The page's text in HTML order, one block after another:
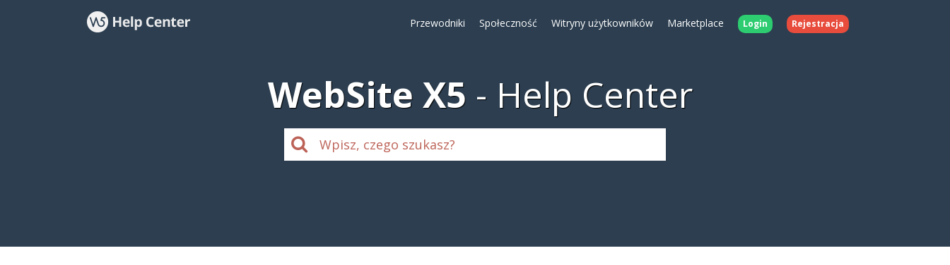
Przewodniki Społeczność Witryny użytkowników Marketplace Login Rejestracja
WebSite X5 Help Center